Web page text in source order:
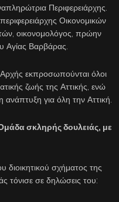
Περιφερειάρχης.
Οικονομικών
οικονομολόγος, πρώην
Αγίας Βαρβάρας.
εκπροσωπούνται όλοι
ζωής της Αττικής, ενώ
ανάπτυξη για όλη την Αττική.
σκληρής δουλειάς, με
σχήματος της
τόνισε σε δηλώσεις του: